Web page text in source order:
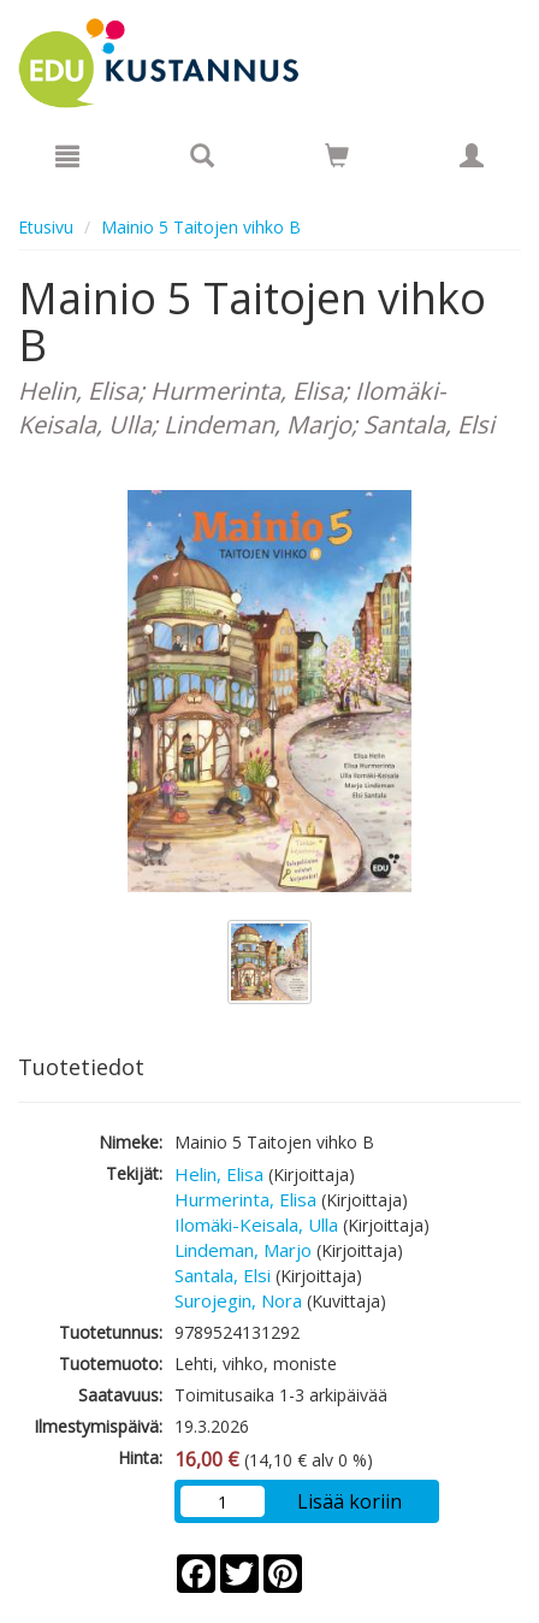
Etusivu Mainio 5 Taitojen vihko B
Mainio 5 Taitojen vihko
B
Helin, Elisa; Hurmerinta, Elisa; Ilomäki-
Keisala, Ulla; Lindeman, Marjo; Santala, Elsi
Tuotetiedot
Nimeke: Mainio 5 Taitojen vihko B
Tekijät: Helin, Elisa (Kirjoittaja)
Hurmerinta, Elisa (Kirjoittaja)
Ilomäki-Keisala, Ulla (Kirjoittaja)
Lindeman, Marjo (Kirjoittaja)
Santala, Elsi (Kirjoittaja)
Surojegin, Nora (Kuvittaja)
Tuotetunnus: 9789524131292
Tuotemuoto: Lehti, vihko, moniste
Saatavuus: Toimitusaika 1-3 arkipäivää
Ilmestymispäivä: 19.3.2026
Hinta:
16,00 € (14,10 € alv 0 %)
Lisää koriin
Facebook
Twitter